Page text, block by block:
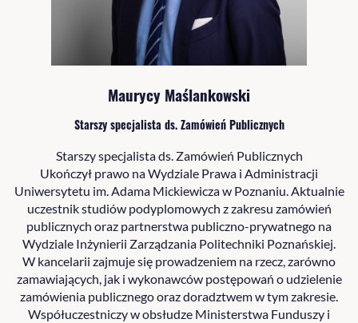
Maurycy Maślankowski
Starszy specjalista ds. Zamówień Publicznych
Starszy specjalista ds. Zamówień Publicznych
Ukończył prawo na Wydziale Prawa i Administracji
Uniwersytetu im. Adama Mickiewicza w Poznaniu. Aktualnie
uczestnik studiów podyplomowych z zakresu zamówień
publicznych oraz partnerstwa publiczno-prywatnego na
Wydziale Inżynierii Zarządzania Politechniki Poznańskiej.
W kancelarii zajmuje się prowadzeniem na rzecz, zarówno
zamawiających, jak i wykonawców postępowań o udzielenie
zamówienia publicznego oraz doradztwem w tym zakresie.
Współuczestniczy w obsłudze Ministerstwa Funduszy i